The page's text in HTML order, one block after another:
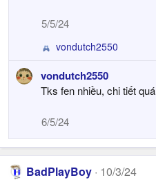
5/5/24
R
a
c
o
n
s
:
vondutch2550
vondutch2550
Tks fen nhiều, chi tiết quá
6/5/24
BadPlayBoy 10/3/24